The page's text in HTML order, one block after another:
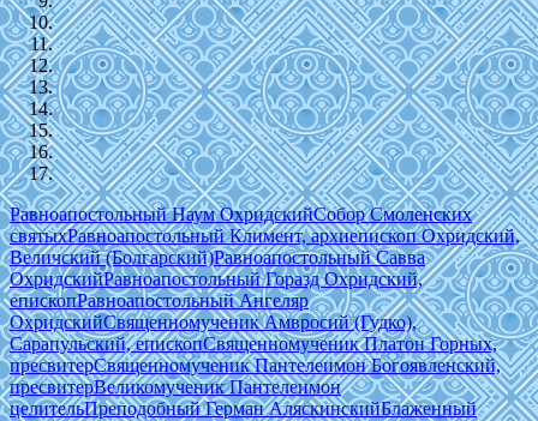
Равноапостольный Наум ОхридскийСобор Смоленских
святыхРавноапостольный Климент, архиепископ Охридский,
Величский (Болгарский)Равноапостольный Савва
ОхридскийРавноапостольный Горазд Охридский,
епископРавноапостольный Ангеляр
ОхридскийСвященномученик Амвросий (Гудко),
Сарапульский, епископСвященномученик Платон Горных,
пресвитерСвященномученик Пантелеимон Богоявленский,
пресвитерВеликомученик Пантелеимон
целительПреподобный Герман АляскинскийБлаженный